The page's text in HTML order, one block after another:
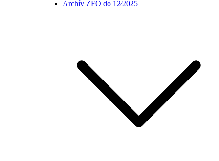
Archív ZFO do 12⁄2025